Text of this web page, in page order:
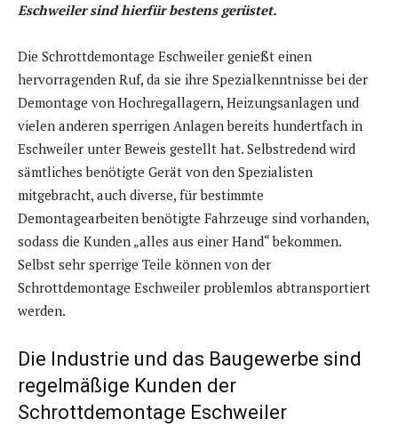
Eschweiler sind hierfür bestens gerüstet.
Die Schrottdemontage Eschweiler genießt einen
hervorragenden Ruf, da sie ihre Spezialkenntnisse bei der
Demontage von Hochregallagern, Heizungsanlagen und
vielen anderen sperrigen Anlagen bereits hundertfach in
Eschweiler unter Beweis gestellt hat. Selbstredend wird
sämtliches benötigte Gerät von den Spezialisten
mitgebracht, auch diverse, für bestimmte
Demontagearbeiten benötigte Fahrzeuge sind vorhanden,
sodass die Kunden „alles aus einer Hand“ bekommen.
Selbst sehr sperrige Teile können von der
Schrottdemontage Eschweiler problemlos abtransportiert
werden.
Die Industrie und das Baugewerbe sind
regelmäßige Kunden der
Schrottdemontage Eschweiler